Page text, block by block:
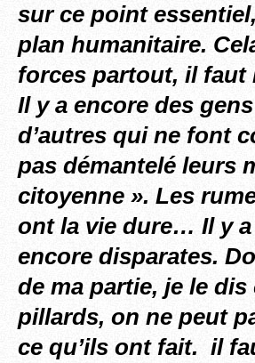
sur ce point
plan humanitaire.
forces partout, il faut
Il y a encore des
d’autres qui ne font
pas démantelé leurs
citoyenne ». Les
ont la vie dure… Il y
encore disparates.
de ma partie, je le
pillards, on ne peut
ce qu’ils ont fait. il